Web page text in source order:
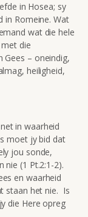
in Hosea; sy
in Romeine. Wat
wat die hele
die
Gees – oneindig,
heiligheid,
in waarheid
moet jy bid dat
jou sonde,
nie (1 Pt.2:1-2).
en waarheid
staan het nie. Is
die Here opreg